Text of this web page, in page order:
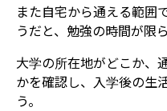
また自宅から通える範囲
うだと、勉強の時間が限
大学の所在地がどこか、
かを確認し、入学後の生
う。